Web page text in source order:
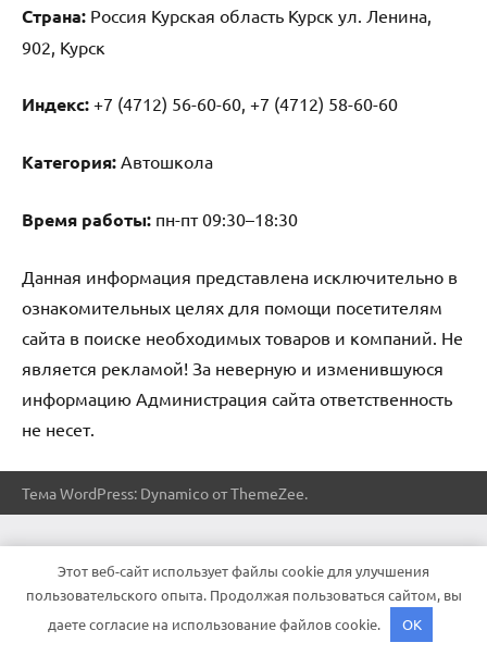
Страна: Россия Курская область Курск ул. Ленина,
902, Курск
Индекс: +7 (4712) 56-60-60, +7 (4712) 58-60-60
Категория: Автошкола
Время работы: пн-пт 09:30–18:30
Данная информация представлена исключительно в
ознакомительных целях для помощи посетителям
сайта в поиске необходимых товаров и компаний. Не
является рекламой! За неверную и изменившуюся
информацию Администрация сайта ответственность
не несет.
Тема WordPress: Dynamico от ThemeZee.
Этот веб-сайт использует файлы cookie для улучшения
пользовательского опыта. Продолжая пользоваться сайтом, вы
даете согласие на использование файлов cookie.
OK